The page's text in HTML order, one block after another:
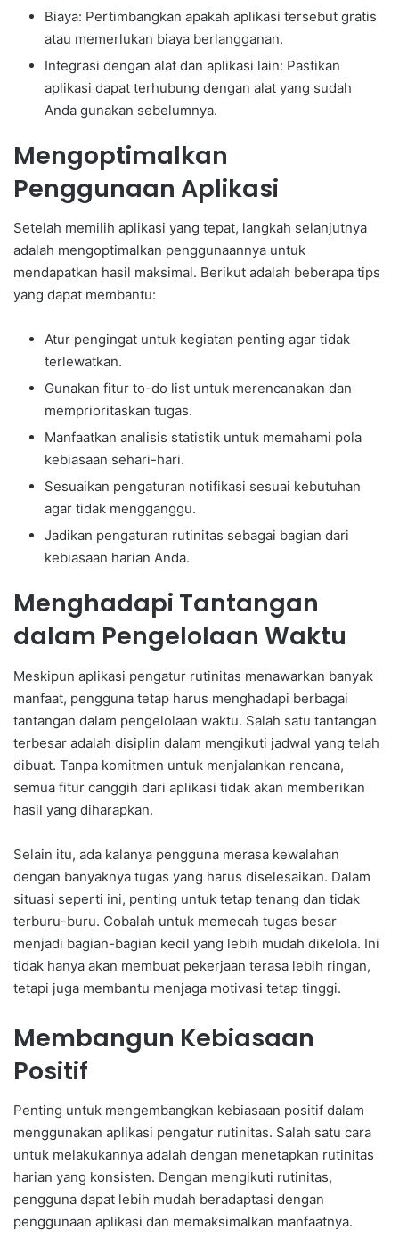
Biaya: Pertimbangkan apakah aplikasi tersebut gratis
atau memerlukan biaya berlangganan.
Integrasi dengan alat dan aplikasi lain: Pastikan
aplikasi dapat terhubung dengan alat yang sudah
Anda gunakan sebelumnya.
Mengoptimalkan
Penggunaan Aplikasi
Setelah memilih aplikasi yang tepat, langkah selanjutnya
adalah mengoptimalkan penggunaannya untuk
mendapatkan hasil maksimal. Berikut adalah beberapa tips
yang dapat membantu:
Atur pengingat untuk kegiatan penting agar tidak
terlewatkan.
Gunakan fitur to-do list untuk merencanakan dan
memprioritaskan tugas.
Manfaatkan analisis statistik untuk memahami pola
kebiasaan sehari-hari.
Sesuaikan pengaturan notifikasi sesuai kebutuhan
agar tidak mengganggu.
Jadikan pengaturan rutinitas sebagai bagian dari
kebiasaan harian Anda.
Menghadapi Tantangan
dalam Pengelolaan Waktu
Meskipun aplikasi pengatur rutinitas menawarkan banyak
manfaat, pengguna tetap harus menghadapi berbagai
tantangan dalam pengelolaan waktu. Salah satu tantangan
terbesar adalah disiplin dalam mengikuti jadwal yang telah
dibuat. Tanpa komitmen untuk menjalankan rencana,
semua fitur canggih dari aplikasi tidak akan memberikan
hasil yang diharapkan.
Selain itu, ada kalanya pengguna merasa kewalahan
dengan banyaknya tugas yang harus diselesaikan. Dalam
situasi seperti ini, penting untuk tetap tenang dan tidak
terburu-buru. Cobalah untuk memecah tugas besar
menjadi bagian-bagian kecil yang lebih mudah dikelola. Ini
tidak hanya akan membuat pekerjaan terasa lebih ringan,
tetapi juga membantu menjaga motivasi tetap tinggi.
Membangun Kebiasaan
Positif
Penting untuk mengembangkan kebiasaan positif dalam
menggunakan aplikasi pengatur rutinitas. Salah satu cara
untuk melakukannya adalah dengan menetapkan rutinitas
harian yang konsisten. Dengan mengikuti rutinitas,
pengguna dapat lebih mudah beradaptasi dengan
penggunaan aplikasi dan memaksimalkan manfaatnya.